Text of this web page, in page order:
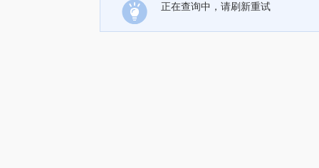
正在查询中，请刷新重试